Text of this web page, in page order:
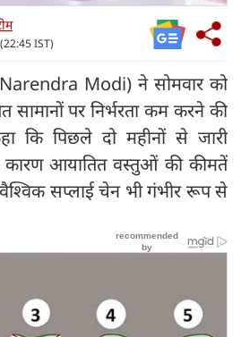
IST)
(Narendra Modi) ने सोमवार को
सामानों पर निर्भरता कम करने की
कि पिछले दो महीनों से जारी
कारण आयातित वस्तुओं की कीमतें
सप्लाई चेन भी गंभीर रूप से